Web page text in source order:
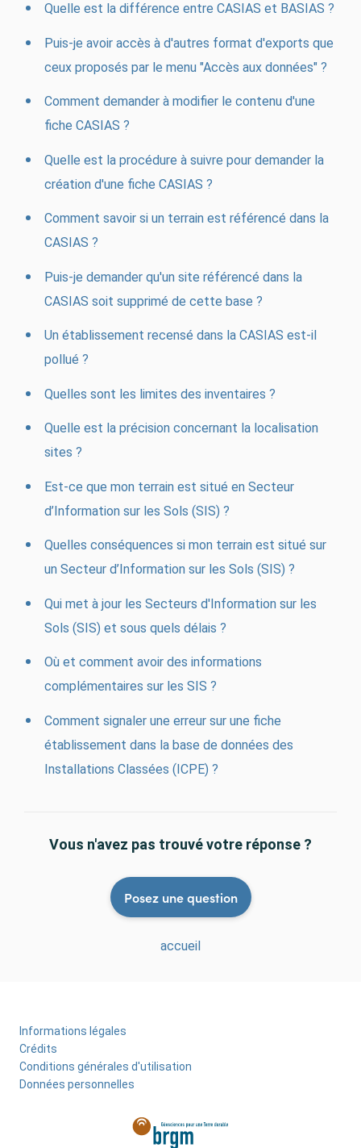
Quelle est la différence entre CASIAS et BASIAS ?
Puis-je avoir accès à d'autres format d'exports que
ceux proposés par le menu "Accès aux données" ?
Comment demander à modifier le contenu d'une
fiche CASIAS ?
Quelle est la procédure à suivre pour demander la
création d'une fiche CASIAS ?
Comment savoir si un terrain est référencé dans la
CASIAS ?
Puis-je demander qu'un site référencé dans la
CASIAS soit supprimé de cette base ?
Un établissement recensé dans la CASIAS est-il
pollué ?
Quelles sont les limites des inventaires ?
Quelle est la précision concernant la localisation
sites ?
Est-ce que mon terrain est situé en Secteur
d’Information sur les Sols (SIS) ?
Quelles conséquences si mon terrain est situé sur
un Secteur d’Information sur les Sols (SIS) ?
Qui met à jour les Secteurs d'Information sur les
Sols (SIS) et sous quels délais ?
Où et comment avoir des informations
complémentaires sur les SIS ?
Comment signaler une erreur sur une fiche
établissement dans la base de données des
Installations Classées (ICPE) ?
Vous n'avez pas trouvé votre réponse ?
Posez une question
accueil
Menu
Pied
de
Informations légales
Crédits
Conditions générales d'utilisation
Données personnelles